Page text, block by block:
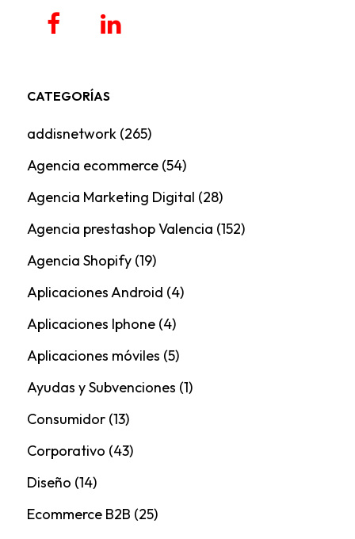
CATEGORÍAS
addisnetwork(265)
Agencia ecommerce(54)
Agencia Marketing Digital (28)
Agencia prestashop Valencia (152)
Agencia Shopify(19)
Aplicaciones Android (4)
Aplicaciones Iphone(4)
Aplicaciones móviles (5)
Ayudas y Subvenciones (1)
Consumidor(13)
Corporativo (43)
Diseño (14)
Ecommerce B2B (25)